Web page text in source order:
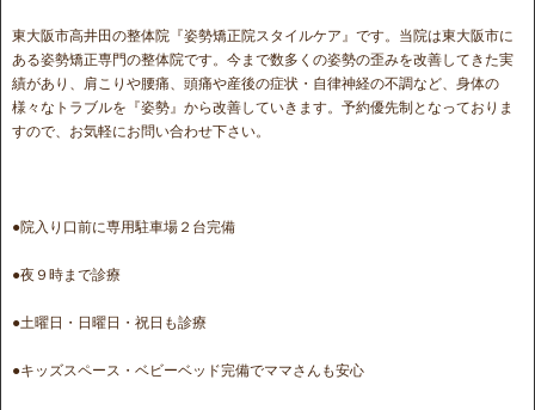
東大阪市高井田の整体院『姿勢矯正院スタイルケア』です。当院は東大阪市に
ある姿勢矯正専門の整体院です。今まで数多くの姿勢の歪みを改善してきた実
績があり、肩こりや腰痛、頭痛や産後の症状・自律神経の不調など、身体の
様々なトラブルを『姿勢』から改善していきます。予約優先制となっておりま
すので、お気軽にお問い合わせ下さい。
●院入り口前に専用駐車場２台完備
●夜９時まで診療
●土曜日・日曜日・祝日も診療
●キッズスペース・ベビーベッド完備でママさんも安心